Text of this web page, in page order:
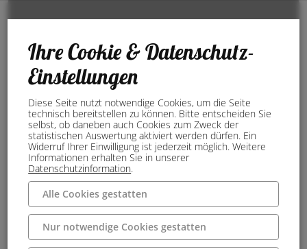
Ihre Cookie & Datenschutz-
Einstellungen
Diese Seite nutzt notwendige Cookies, um die Seite
technisch bereitstellen zu können. Bitte entscheiden Sie
selbst, ob daneben auch Cookies zum Zweck der
statistischen Auswertung aktiviert werden dürfen. Ein
Widerruf Ihrer Einwilligung ist jederzeit möglich. Weitere
Informationen erhalten Sie in unserer
Datenschutzinformation.
Alle Cookies gestatten
Nur notwendige Cookies gestatten